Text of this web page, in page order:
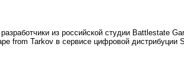
из российской студии Battlestate
from Tarkov в сервисе цифровой